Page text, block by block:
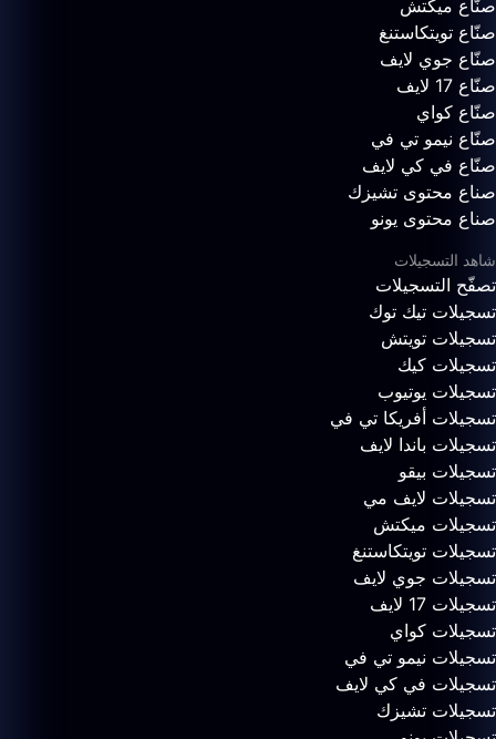
صنّاع ميكتش
صنّاع تويتكاستنغ
صنّاع جوي لايف
صنّاع 17 لايف
صنّاع كواي
صنّاع نيمو تي في
صنّاع في كي لايف
صناع محتوى تشيزك
صناع محتوى يونو
شاهد التسجيلات
تصفّح التسجيلات
تسجيلات تيك توك
تسجيلات تويتش
تسجيلات كيك
تسجيلات يوتيوب
تسجيلات أفريكا تي في
تسجيلات باندا لايف
تسجيلات بيقو
تسجيلات لايف مي
تسجيلات ميكتش
تسجيلات تويتكاستنغ
تسجيلات جوي لايف
تسجيلات 17 لايف
تسجيلات كواي
تسجيلات نيمو تي في
تسجيلات في كي لايف
تسجيلات تشيزك